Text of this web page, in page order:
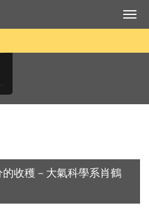
收穫－大氣科學系肖鶴